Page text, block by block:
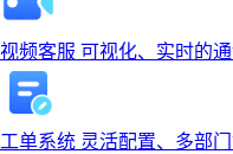
视频客服 可视化、实时的
工单系统 灵活配置、多部